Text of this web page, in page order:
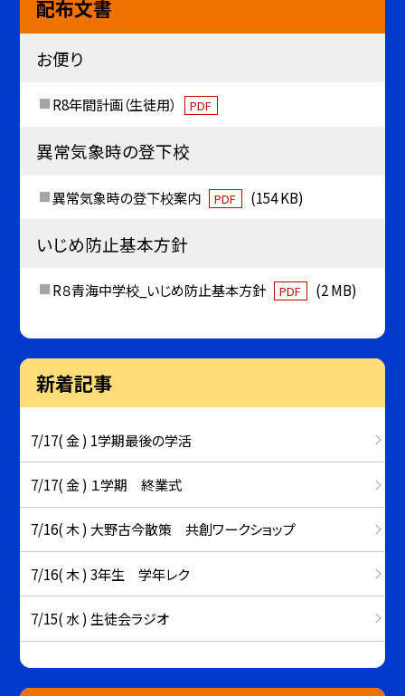
配布文書
お便り
R8年間計画（生徒用） PDF
異常気象時の登下校
異常気象時の登下校案内 PDF (154 KB)
いじめ防止基本方針
R８青海中学校_いじめ防止基本方針 PDF (2 MB)
新着記事
7/17( 金 ) 1学期最後の学活
7/17( 金 ) １学期 終業式
7/16( 木 ) 大野古今散策 共創ワークショップ
7/16( 木 ) 3年生 学年レク
7/15( 水 ) 生徒会ラジオ